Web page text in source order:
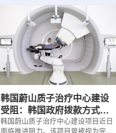
完成自研7款放射性药物的临床转
化，用于多种肿瘤诊疗。报告会上，
林国贤教授基于其团队多年的前沿探
索，系统梳理了针对前列腺癌靶点
PSMA的核药相关研究进展：一是F-
18标记PSMA靶向PET显像剂的分子
设计与临床优势;二是通过理性优化
分子结构，大幅提高Lu-177标记治
韩国蔚山质子治疗中心建设
受阻：韩国政府拨款方式调
整影响项目推进
韩国蔚山质子治疗中心建设项目近日